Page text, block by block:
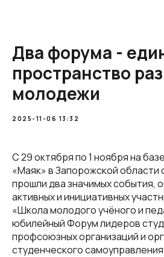
Два форума -
пространство
молодежи
2025-11-06 13:32
С 29 октября по 1 ноября на
«Маяк» в Запорожской
прошли два значимых события,
активных и инициативных
«Школа молодого учёного и
юбилейный Форум лидеров
профсоюзных организаций и
студенческого